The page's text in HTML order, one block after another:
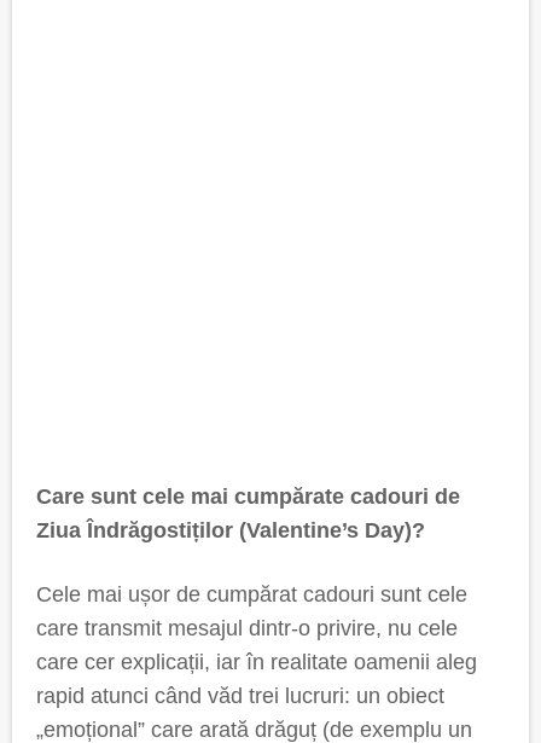
Care sunt cele mai cumpărate cadouri de
Ziua Îndrăgostiților (Valentine’s Day)?
Cele mai ușor de cumpărat cadouri sunt cele
care transmit mesajul dintr-o privire, nu cele
care cer explicații, iar în realitate oamenii aleg
rapid atunci când văd trei lucruri: un obiect
„emoțional” care arată drăguț (de exemplu un